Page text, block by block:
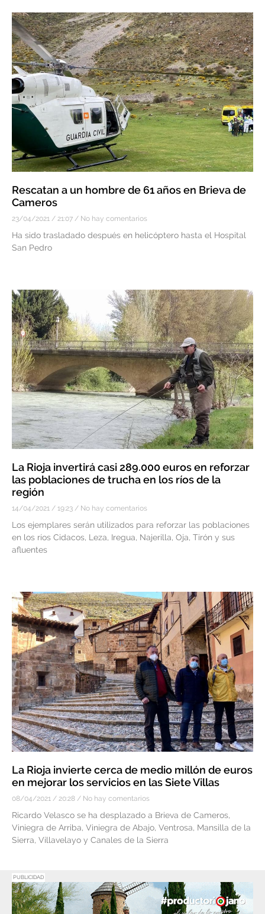
Rescatan a un hombre de 61 años en Brieva de
Cameros
23/04/2021 21:07 No hay comentarios
Ha sido trasladado después en helicóptero hasta el Hospital
San Pedro
La Rioja invertirá casi 289.000 euros en reforzar
las poblaciones de trucha en los ríos de la
región
14/04/2021 19:23 No hay comentarios
Los ejemplares serán utilizados para reforzar las poblaciones
en los ríos Cidacos, Leza, Iregua, Najerilla, Oja, Tirón y sus
afluentes
La Rioja invierte cerca de medio millón de euros
en mejorar los servicios en las Siete Villas
08/04/2021 20:28 No hay comentarios
Ricardo Velasco se ha desplazado a Brieva de Cameros,
Viniegra de Arriba, Viniegra de Abajo, Ventrosa, Mansilla de la
Sierra, Villavelayo y Canales de la Sierra
PUBLICIDAD